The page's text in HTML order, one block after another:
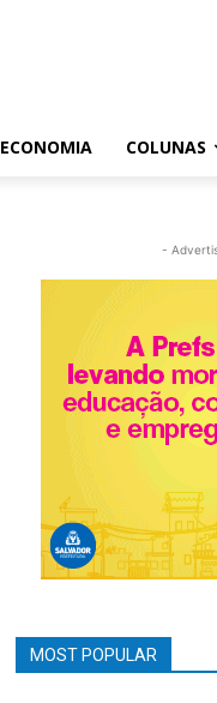
ECONOMIA COLUNAS
-
MOST POPULAR